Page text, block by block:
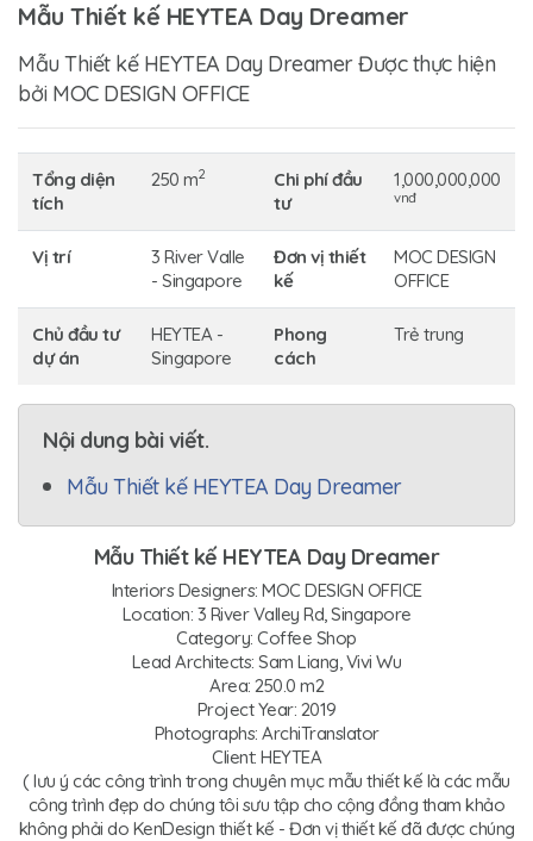
Mẫu Thiết kế HEYTEA Day Dreamer
Mẫu Thiết kế HEYTEA Day Dreamer Được thực hiện
bởi MOC DESIGN OFFICE
Tổng diện
tích
250 m2
Chi phí đầu
tư
1,000,000,000
vnđ
Vị trí
3 River Valle
- Singapore
Đơn vị thiết
kế
MOC DESIGN
OFFICE
Chủ đầu tư
dự án
HEYTEA -
Singapore
Phong
cách
Trẻ trung
Nội dung bài viết.
Mẫu Thiết kế HEYTEA Day Dreamer
Mẫu Thiết kế HEYTEA Day Dreamer
Interiors Designers: MOC DESIGN OFFICE
Location: 3 River Valley Rd, Singapore
Category: Coffee Shop
Lead Architects: Sam Liang, Vivi Wu
Area: 250.0 m2
Project Year: 2019
Photographs: ArchiTranslator
Client: HEYTEA
( lưu ý các công trình trong chuyên mục mẫu thiết kế là các mẫu
công trình đẹp do chúng tôi sưu tập cho cộng đồng tham khảo
không phải do KenDesign thiết kế - Đơn vị thiết kế đã được chúng